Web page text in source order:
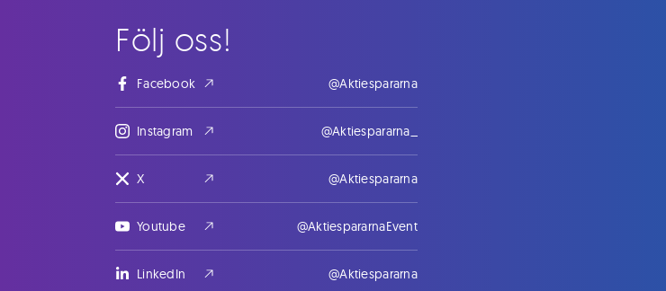
Följ oss!
Facebook @Aktiespararna
Instagram @Aktiespararna_
X @Aktiespararna
Youtube @AktiespararnaEvent
LinkedIn @Aktiespararna